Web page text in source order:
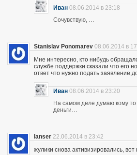
Иван 08.06.2014 в 23:18
Сочувствую, …
Stanislav Ponomarev 08.06.2014 в
Мне интересно, кто нибудь
службе поддержки сказали что его
ответ что нужно подать
Иван 08.06.2014 в 23:20
На самом деле думаю кому то
деньги…
lanser 22.06.2014 в 23:42
жулики снова активизировались,